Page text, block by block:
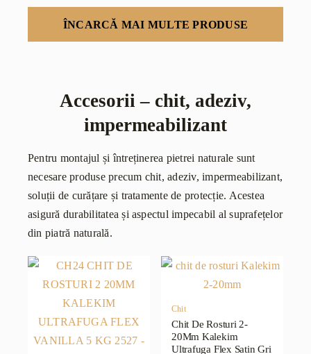
ÎNCARCĂ MAI MULTE PRODUSE
Accesorii – chit, adeziv,
impermeabilizant
Pentru montajul și întreținerea pietrei naturale sunt
necesare produse precum chit, adeziv, impermeabilizant,
soluții de curățare și tratamente de protecție. Acestea
asigură durabilitatea și aspectul impecabil al suprafețelor
din piatră naturală.
Chit
Chit De Rosturi 2-
20Mm Kalekim
Ultrafuga Flex Satin Gri